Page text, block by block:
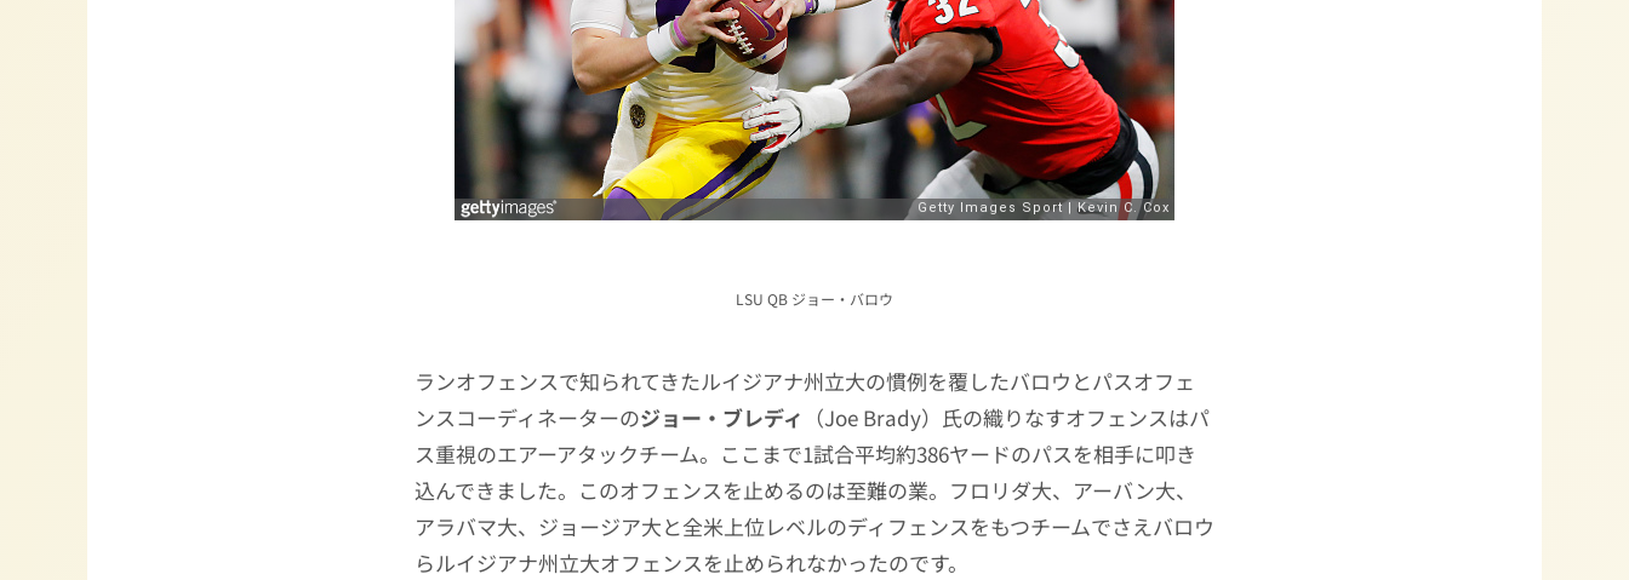
LSU QB ジョー・バロウ
ランオフェンスで知られてきたルイジアナ州立大の慣例を覆したバロウとパスオフェ
ンスコーディネーターのジョー・ブレディ （Joe Brady）氏の織りなすオフェンスはパ
ス重視のエアーアタックチーム。ここまで1試合平均約386ヤードのパスを相手に叩き
込んできました。このオフェンスを止めるのは至難の業。フロリダ大、アーバン大、
アラバマ大、ジョージア大と全米上位レベルのディフェンスをもつチームでさえバロウ
らルイジアナ州立大オフェンスを止められなかったのです。